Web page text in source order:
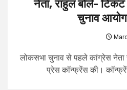
नेता, राहुल बोले-
चुनाव
लोकसभा चुनाव से पहले कांग्रेस नेता
प्रेस कॉन्फ्रेंस की। कॉन्फ्रेंस